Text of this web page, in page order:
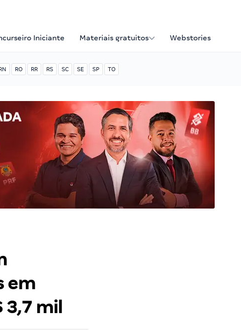
Iniciante Materiais gratuitos Webstories
RO RR RS SC SE SP TO
em
mil